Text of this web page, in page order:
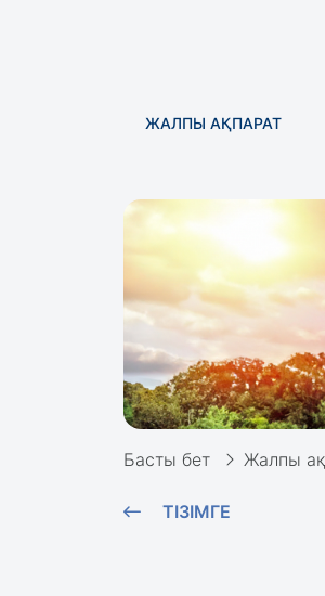
ЖАЛПЫ АҚПАРАТ
Басты бет Жалпы
ТІЗІМГЕ